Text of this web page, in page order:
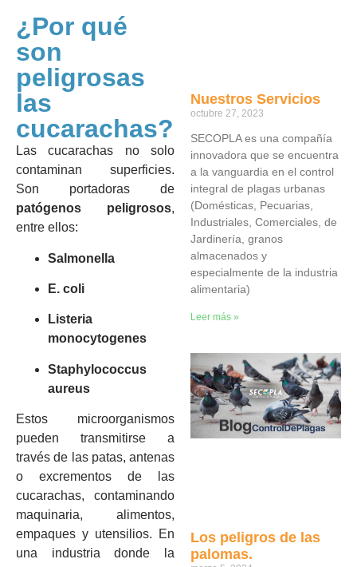
¿Por qué
son
peligrosas
las
cucarachas?
Las cucarachas no solo
contaminan superficies.
Son portadoras de
patógenos peligrosos,
entre ellos:
Salmonella
E. coli
Listeria
monocytogenes
Staphylococcus
aureus
Estos microorganismos
pueden transmitirse a
través de las patas, antenas
o excrementos de las
cucarachas, contaminando
maquinaria, alimentos,
empaques y utensilios. En
una industria donde la
Nuestros Servicios
octubre 27, 2023
SECOPLA es una compañía
innovadora que se encuentra
a la vanguardia en el control
integral de plagas urbanas
(Domésticas, Pecuarias,
Industriales, Comerciales, de
Jardinería, granos
almacenados y
especialmente de la industria
alimentaria)
Leer más »
Los peligros de las
palomas.